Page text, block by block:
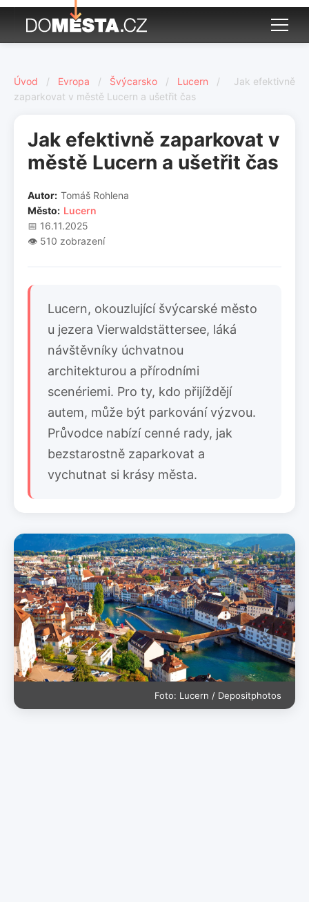
Úvod / Evropa / Švýcarsko / Lucern /
Jak efektivně
zaparkovat v městě Lucern a ušetřit čas
Jak efektivně zaparkovat v
městě Lucern a ušetřit čas
Autor: Tomáš Rohlena
Město: Lucern
📅 16.11.2025
👁️ 510 zobrazení
Lucern, okouzlující švýcarské město
u jezera Vierwaldstättersee, láká
návštěvníky úchvatnou
architekturou a přírodními
scenériemi. Pro ty, kdo přijíždějí
autem, může být parkování výzvou.
Průvodce nabízí cenné rady, jak
bezstarostně zaparkovat a
vychutnat si krásy města.
Foto: Lucern / Depositphotos